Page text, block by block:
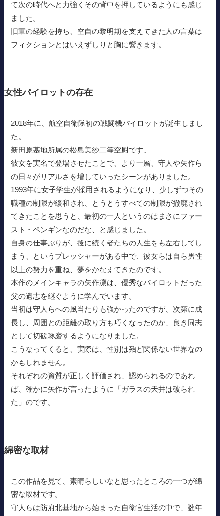
て次の時代へと力強くその背中を押しているようにも感じ
ました。
旧軍の経験を持ち、空自の黎明期を支えてきた人の言葉は
フィクションとはいえずしりと胸に響きます。
女性パイロットの存在
2018年に、航空自衛隊初の戦闘機パイロットが誕生しまし
た。
新田原基地所属の松島美紗二等空尉です。
彼女を実名で登場させたことで、より一層、守人や矢作ら
の日々がリアルさを増していったシーンがありました。
1993年に女子学生が採用されるようになり、少しずつその
職種の制限が緩和され、とうとうすべての制限が撤廃され
てきたことを思うと、最初の一人というのはまさにファー
スト・ペンギンなのだな、と感じました。
自身の仕事ぶりが、後に続く者たちの人生をも左右してし
まう、というプレッシャーがある中で、彼女らは自ら男性
以上の努力を重ね、夢をかなえてきたのです。
本作のメインキャラの矢作凛は、優秀なパイロットだった
父の遺志を継ぐように学んでいます。
当初は守人らへの風当たりも強かったのですが、次第に成
長し、周囲との距離の取り方も巧くなったのか、良き同志
として切磋琢磨するようになりました。
こうなってくると、実際は、性別は殆ど関係ない世界なの
かもしれません。
それぞれの資質が正しく評価され、認められるのであれ
ば、確かに矢作が言ったように「ガラスの天井は破られ
た」のです。
綿密な取材
この作品を見て、素晴らしいなと思ったところの一つが綿
密な取材です。
守人らは防府北基地から始まった自衛官生活の中で、数年